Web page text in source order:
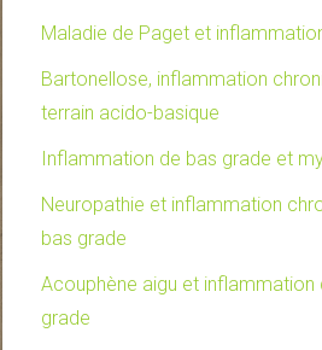
Maladie de Paget et
Bartonellose, inflammation
terrain acido-basique
Inflammation de bas grade et
Neuropathie et inflammation
bas grade
Acouphène aigu et inflammation
grade